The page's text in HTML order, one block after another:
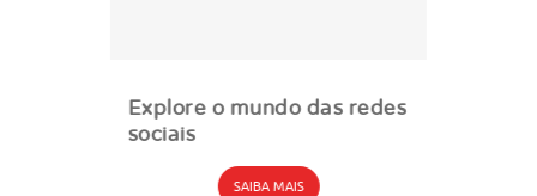
Explore o mundo das redes
sociais
SAIBA MAIS